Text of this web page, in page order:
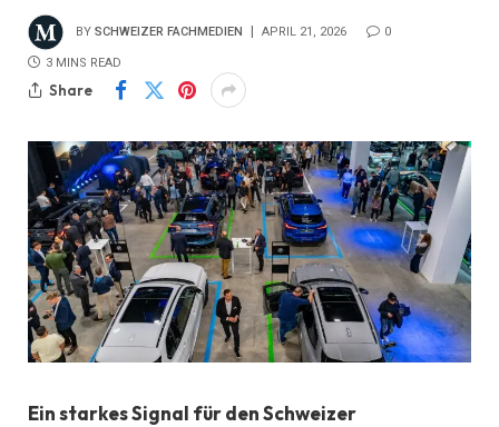
BY SCHWEIZER FACHMEDIEN APRIL 21, 2026 0
3 MINS READ
Share
Ein starkes Signal für den Schweizer